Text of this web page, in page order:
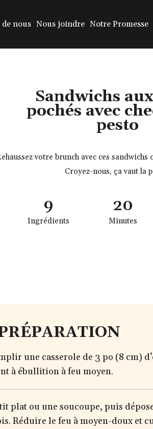
nous Nous joindre Notre Promesse
Sandwichs
pochés avec
pesto
votre brunch avec ces sandwichs
Croyez-nous, ça vaut la
9
Ingrédients
20
Minutes
une casserole de 3 po (8 cm)
à ébullition à feu moyen.
plat ou une soucoupe, puis
Réduire le feu à moyen-doux et